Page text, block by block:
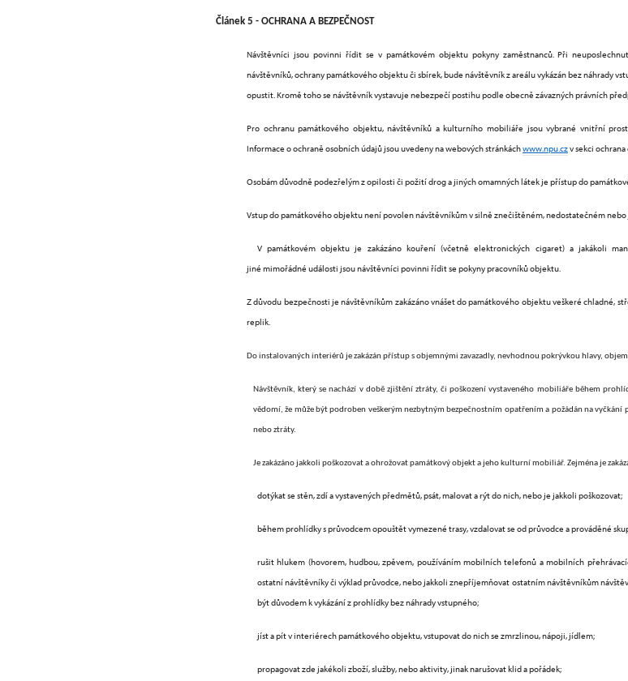
Článek 5 - OCHRANA A BEZPEČNOST
Návštěvníci jsou povinni řídit se v památkovém objektu pokyny zaměstnanců. Při
návštěvníků, ochrany památkového objektu či sbírek, bude návštěvník z areálu vykázán bez náhrady
opustit. Kromě toho se návštěvník vystavuje nebezpečí postihu podle obecně závazných právních
Pro ochranu památkového objektu, návštěvníků a kulturního mobiliáře jsou vybrané vnitřní
Informace o ochraně osobních údajů jsou uvedeny na webových stránkáchwww.npu.czv sekci
Osobám důvodně podezřelým z opilosti či požití drog a jiných omamných látek je přístup do
Vstup do památkového objektu není povolen návštěvníkům v silně znečištěném, nedostatečném
V památkovém objektu je zakázáno kouření (včetně elektronických cigaret) a jakákoli
jiné mimořádné události jsou návštěvníci povinni řídit se pokyny pracovníků objektu.
Z důvodu bezpečnosti je návštěvníkům zakázáno vnášet do památkového objektu veškeré chladné,
replik.
Do instalovaných interiérů je zakázán přístup s objemnými zavazadly, nevhodnou pokrývkou hlavy,
Návštěvník, který se nachází v době zjištění ztráty, či poškození vystaveného mobiliáře během
vědomí, že může být podroben veškerým nezbytným bezpečnostním opatřením a požádán na vyčkání
nebo ztráty.
Je zakázáno jakkoli poškozovat a ohrožovat památkový objekt a jeho kulturní mobiliář. Zejména je
dotýkat se stěn, zdí a vystavených předmětů, psát, malovat a rýt do nich, nebo je jakkoli poškozovat;
během prohlídky s průvodcem opouštět vymezené trasy, vzdalovat se od průvodce a prováděné
rušit hlukem (hovorem, hudbou, zpěvem, používáním mobilních telefonů a mobilních
ostatní návštěvníky či výklad průvodce, nebo jakkoli znepříjemňovat ostatním návštěvníkům
být důvodem k vykázání z prohlídky bez náhrady vstupného;
jíst a pít v interiérechpamátkového objektu, vstupovat do nich se zmrzlinou, nápoji, jídlem;
propagovat zde jakékoli zboží, služby, nebo aktivity, jinak narušovat klid a pořádek;